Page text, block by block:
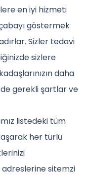
en iyi hizmeti
göstermek
Sizler tedavi
sizlere
daha
gerekli şartlar ve
listedeki tüm
her türlü
sitemzi